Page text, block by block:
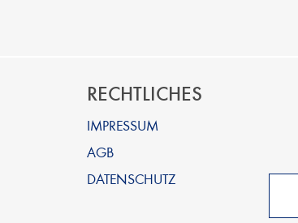
RECHTLICHES
IMPRESSUM
AGB
DATENSCHUTZ